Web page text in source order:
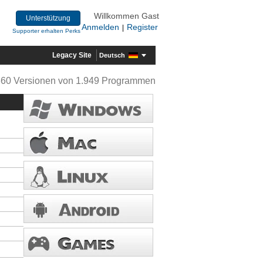
Unterstützung
Supporter erhalten Perks
Willkommen Gast
Anmelden
Register
Legacy Site Deutsch
Versionen von 1.949 Programmen